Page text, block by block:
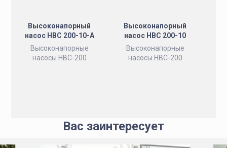
Высоконапорный
насос НВС 200-10-А
Высоконапорные
насосы НВС-200
Высоконапорный
насос НВС 200-10
Высоконапорные
насосы НВС-200
Вас заинтересует